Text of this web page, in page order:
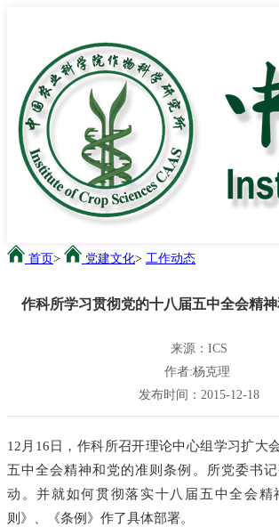
首页> 党建文化> 工作动态
作科所学习贯彻党的十八届五中全会精
来源：ICS
作者:杨克理
发布时间：2015-12-18
12月16日，作科所召开理论中心组学习扩大
五中全会精神和党的准则条例。所党委书
动。并就如何贯彻落实十八届五中全会精
则》、《条例》作了具体部署。